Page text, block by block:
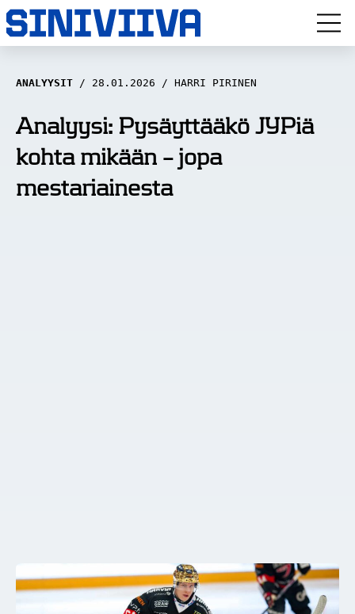
LUUVITONEN
HAASTATTELUT
NÄKÖKULMAT
ANALYYSIT
ANALYYSIT 28.01.2026 HARRI PIRINEN
Analyysi: Pysäyttääkö JYPiä
kohta mikään – jopa
mestariainesta